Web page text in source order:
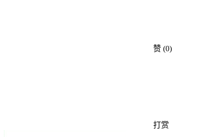
赞 (0)
打赏